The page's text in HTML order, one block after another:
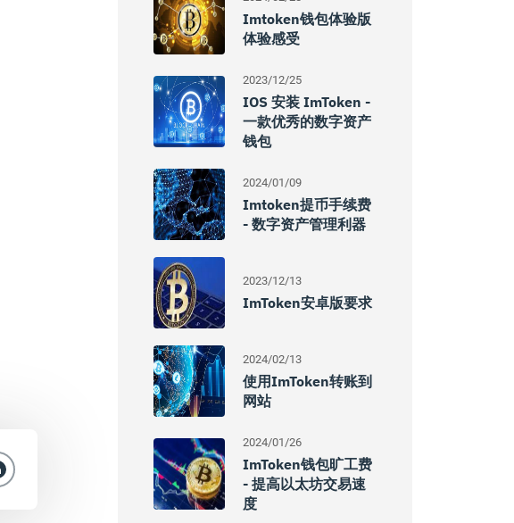
Imtoken钱包体验版
体验感受
2023/12/25
IOS 安装 ImToken -
一款优秀的数字资产
钱包
2024/01/09
Imtoken提币手续费
- 数字资产管理利器
2023/12/13
ImToken安卓版要求
2024/02/13
使用imToken转账到
网站
2024/01/26
ImToken钱包旷工费
- 提高以太坊交易速
度